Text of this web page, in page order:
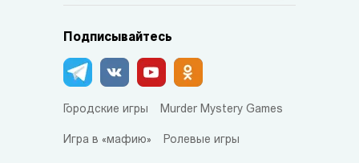
Подписывайтесь
Городские игры Murder Mystery Games
Игра в «мафию» Ролевые игры